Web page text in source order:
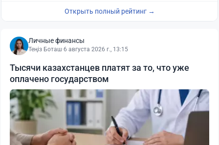
Открыть полный рейтинг →
Личные финансы
Теңіз Боташ·6 августа 2026 г., 13:15
Тысячи казахстанцев платят за то, что уже
оплачено государством